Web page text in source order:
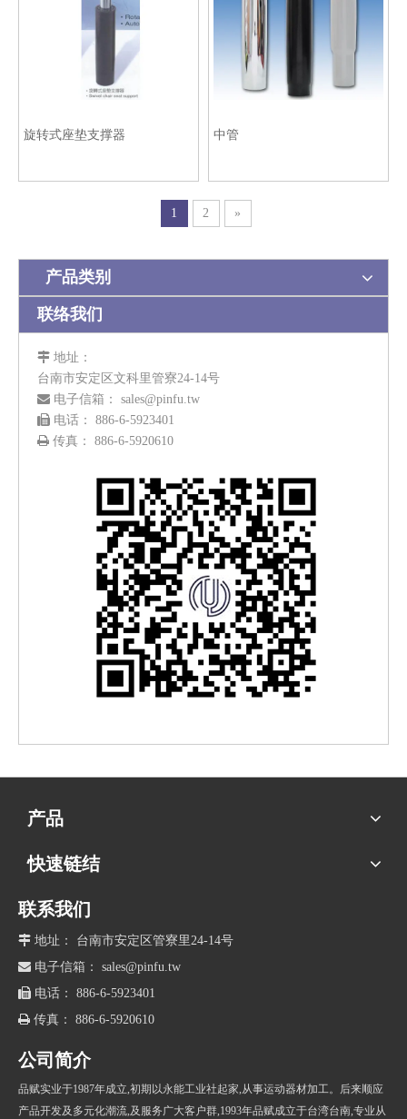
旋转式座垫支撑器 中管
1 2 »
产品类别
联络我们
 地址：
台南市安定区文科里管寮24-14号
 电子信箱： sales@pinfu.tw
 电话： 886-6-5923401
 传真： 886-6-5920610
产品
快速链结
联系我们
 地址： 台南市安定区管寮里24-14号
 电子信箱： sales@pinfu.tw
 电话： 886-6-5923401
 传真： 886-6-5920610
公司简介
品赋实业于1987年成立,初期以永能工业社起家,从事运动器材加工。后来顺应
产品开发及多元化潮流,及服务广大客户群,1993年品赋成立于台湾台南,专业从